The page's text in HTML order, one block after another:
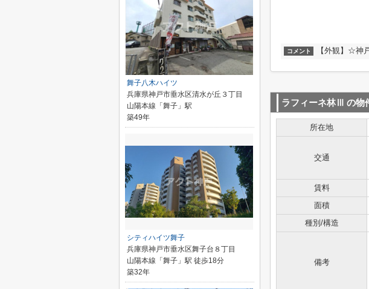
コメント 【外観】☆
ラフィーネ林Ⅲ の物
所在地
交通
賃料
面積
種別/構造
備考
舞子八木ハイツ
兵庫県神戸市垂水区清水が丘３丁目
山陽本線「舞子」駅
築49年
シティハイツ舞子
兵庫県神戸市垂水区舞子台８丁目
山陽本線「舞子」駅 徒歩18分
築32年